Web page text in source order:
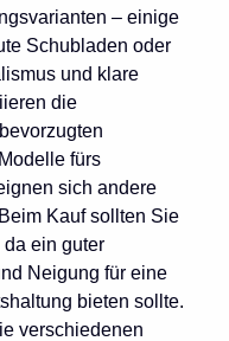
– einige
Schubladen oder
und klare
die
fürs
sich andere
Kauf sollten Sie
ein guter
Neigung für eine
bieten sollte.
verschiedenen